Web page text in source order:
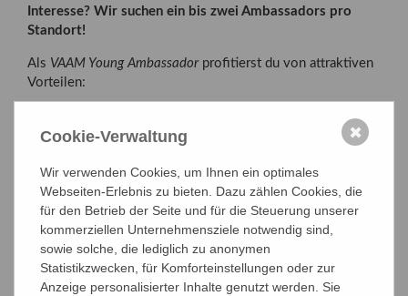
Interesse? Wir suchen ein bis zwei Ambassadors pro
Standort!
Als VAAM Young Ambassadorprofitierst du von attraktiven
Vorteilen:
– Lerne die Arbeit und
Strukturen der VAAM kennen und werde innerhalb
– Vernetze dich frühzeitig in einem
professionellen, deutschlandweiten Netzwerk.
Exklusives Treffen– Nimm am jährlichen Young
Ambassador Treffen im Rahmen der VAAM-
Cookie-Verwaltung
Wir verwenden Cookies, um Ihnen ein optimales
Webseiten-Erlebnis zu bieten. Dazu zählen Cookies, die
für den Betrieb der Seite und für die Steuerung unserer
kommerziellen Unternehmensziele notwendig sind,
sowie solche, die lediglich zu anonymen
Statistikzwecken, für Komforteinstellungen oder zur
Anzeige personalisierter Inhalte genutzt werden. Sie
✖